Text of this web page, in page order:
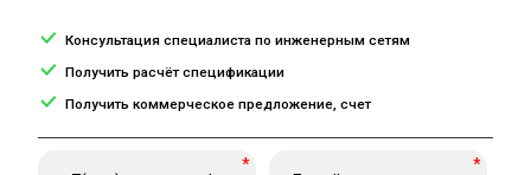
Консультация специалиста по инженерным сетям
Получить расчёт спецификации
Получить коммерческое предложение, счет
* *